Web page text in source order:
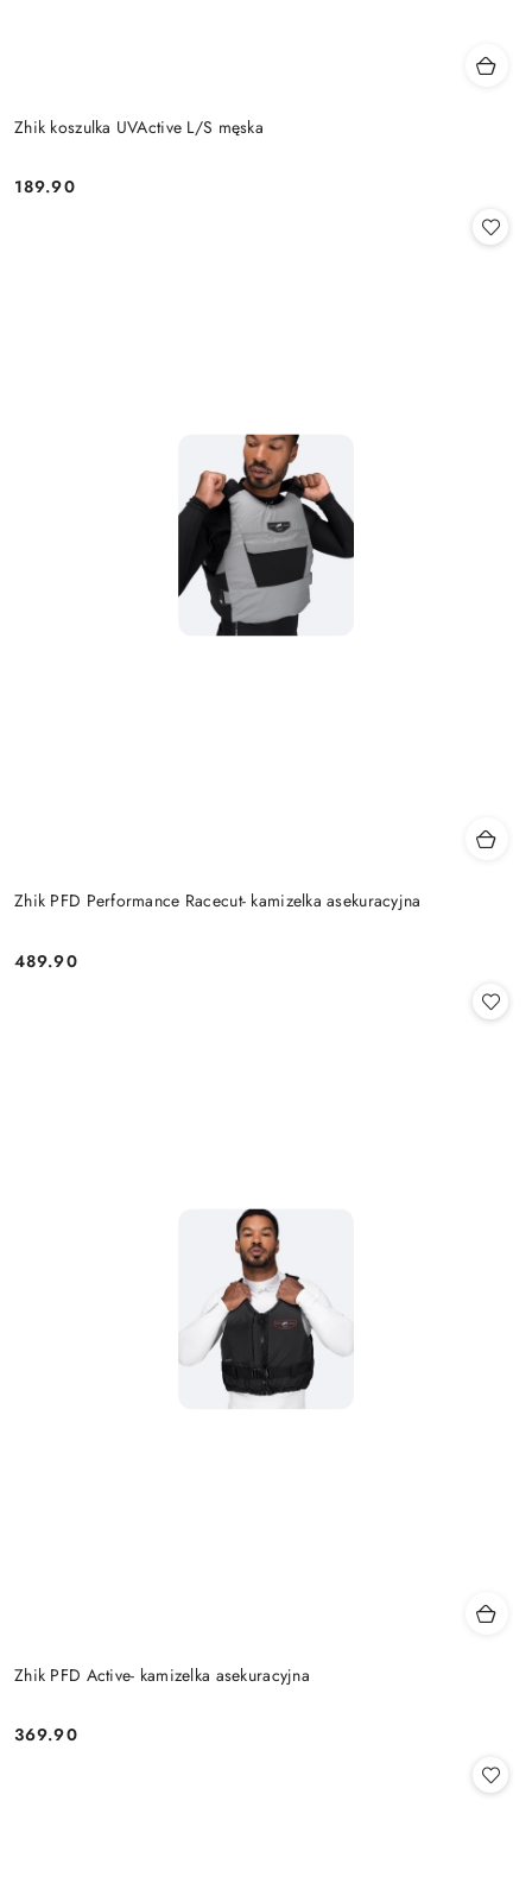
Zhik koszulka UVActive L/S męska
Cena:
189.90
Zhik PFD Performance Racecut- kamizelka asekuracyjna
Cena:
489.90
Zhik PFD Active- kamizelka asekuracyjna
Cena:
369.90